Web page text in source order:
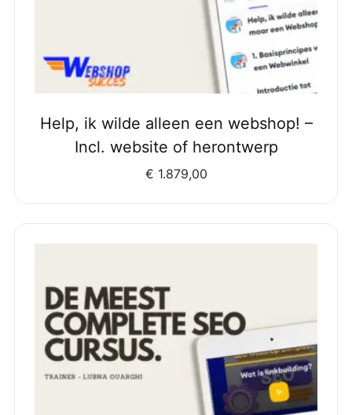
Help, ik wilde alleen een webshop! –
Incl. website of herontwerp
€ 1.879,00